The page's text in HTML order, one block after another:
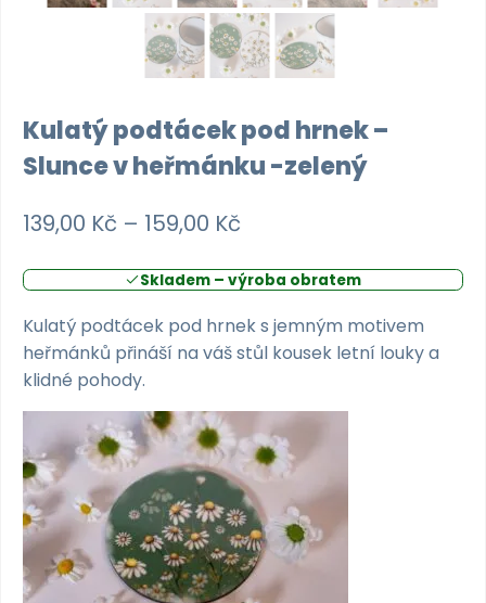
Kulatý podtácek pod hrnek –
Slunce v heřmánku -zelený
139,00 Kč – 159,00 Kč
139,00 Kč
až
159,00 Kč
Skladem – výroba obratem
Kulatý podtácek pod hrnek s jemným motivem
heřmánků přináší na váš stůl kousek letní louky a
klidné pohody.